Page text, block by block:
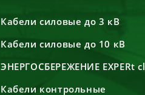
Кабели силовые до 3 кВ
Кабели силовые до 10 кВ
ЭНЕРГОСБЕРЕЖЕНИЕ EXPERt
Кабели контрольные